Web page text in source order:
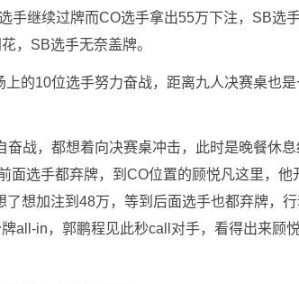
手继续过牌而CO选手拿出55万下注，SB选手
，SB选手无奈盖牌。
的10位选手努力奋战，距离九人决赛桌也
战，都想着向决赛桌冲击，此时是晚餐休
选手都弃牌，到CO位置的顾悦凡这里，他
想加注到48万，等到后面选手也都弃牌，
all-in，郭鹏程见此秒call对手，看得出来顾